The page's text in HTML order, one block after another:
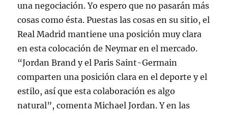
una negociación. Yo espero que no pasarán más
cosas como ésta. Puestas las cosas en su sitio, el
Real Madrid mantiene una posición muy clara
en esta colocación de Neymar en el mercado.
“Jordan Brand y el Paris Saint-Germain
comparten una posición clara en el deporte y el
estilo, así que esta colaboración es algo
natural”, comenta Michael Jordan. Y en las